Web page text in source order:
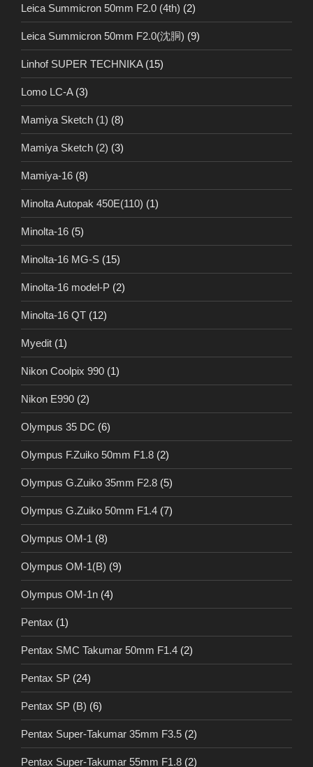
Leica Summicron 50mm F2.0 (4th) (2)
Leica Summicron 50mm F2.0(沈胴) (9)
Linhof SUPER TECHNIKA(15)
Lomo LC-A(3)
Mamiya Sketch (1) (8)
Mamiya Sketch (2) (3)
Mamiya-16 (8)
Minolta Autopak 450E(110) (1)
Minolta-16 (5)
Minolta-16 MG-S (15)
Minolta-16 model-P (2)
Minolta-16 QT (12)
Myedit (1)
Nikon Coolpix 990 (1)
Nikon E990 (2)
Olympus 35 DC (6)
Olympus F.Zuiko 50mm F1.8 (2)
Olympus G.Zuiko 35mm F2.8 (5)
Olympus G.Zuiko 50mm F1.4 (7)
Olympus OM-1 (8)
Olympus OM-1(B) (9)
Olympus OM-1n (4)
Pentax (1)
Pentax SMC Takumar 50mm F1.4 (2)
Pentax SP (24)
Pentax SP (B) (6)
Pentax Super-Takumar 35mm F3.5 (2)
Pentax Super-Takumar 55mm F1.8 (2)